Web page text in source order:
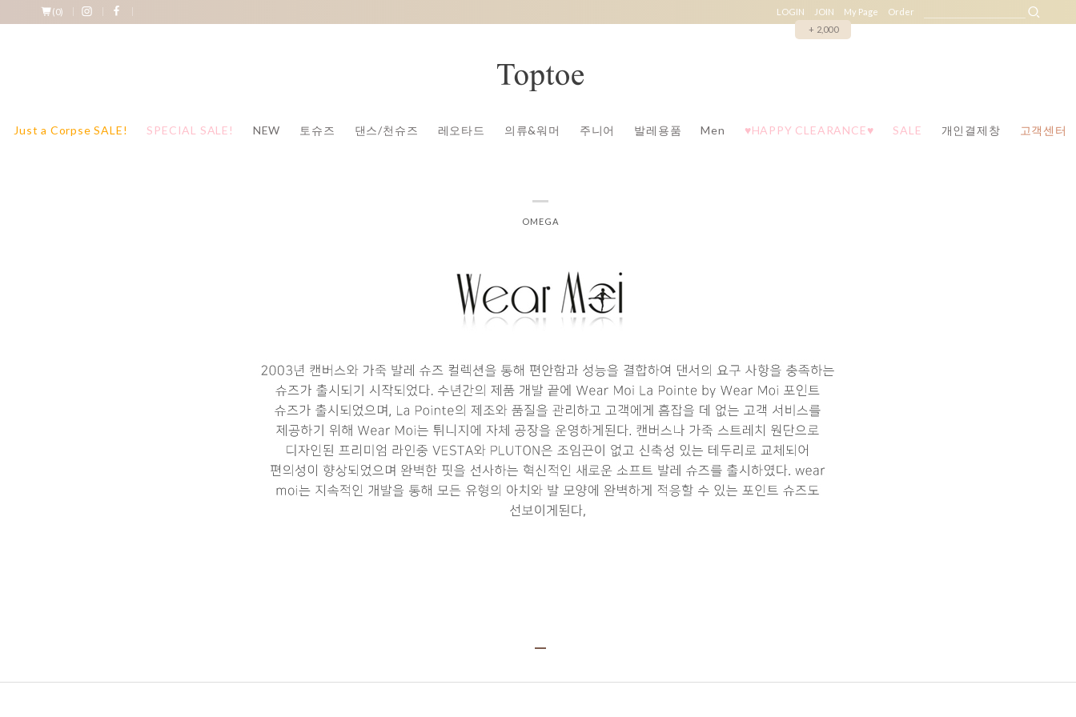
(0) LOGIN
JOIN
+ 2,000
My Page Order
Just a Corpse SALE! SPECIAL SALE! NEW 토슈즈 댄스/천슈즈 레오타드 의류&워머 주니어 발레용품 Men ♥HAPPY CLEARANCE♥ SALE 개인결제창 고객센터
OMEGA